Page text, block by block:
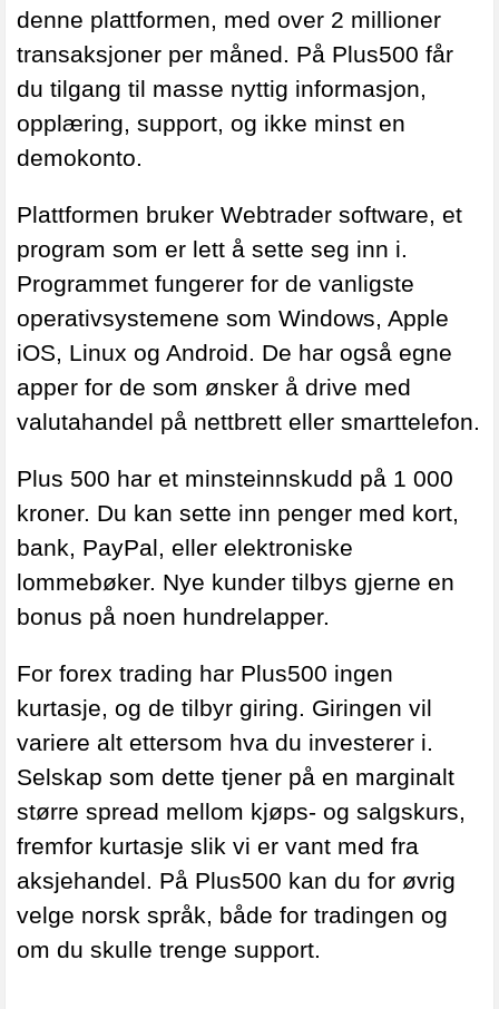
denne plattformen, med over 2 millioner
transaksjoner per måned. På Plus500 får
du tilgang til masse nyttig informasjon,
opplæring, support, og ikke minst en
demokonto.
Plattformen bruker Webtrader software, et
program som er lett å sette seg inn i.
Programmet fungerer for de vanligste
operativsystemene som Windows, Apple
iOS, Linux og Android. De har også egne
apper for de som ønsker å drive med
valutahandel på nettbrett eller smarttelefon.
Plus 500 har et minsteinnskudd på 1 000
kroner. Du kan sette inn penger med kort,
bank, PayPal, eller elektroniske
lommebøker. Nye kunder tilbys gjerne en
bonus på noen hundrelapper.
For forex trading har Plus500 ingen
kurtasje, og de tilbyr giring. Giringen vil
variere alt ettersom hva du investerer i.
Selskap som dette tjener på en marginalt
større spread mellom kjøps- og salgskurs,
fremfor kurtasje slik vi er vant med fra
aksjehandel. På Plus500 kan du for øvrig
velge norsk språk, både for tradingen og
om du skulle trenge support.